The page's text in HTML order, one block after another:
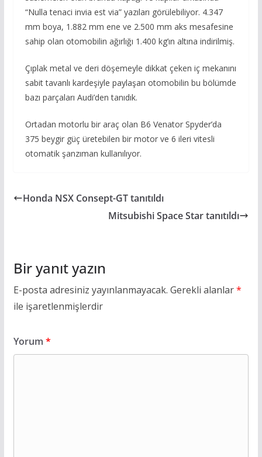
“Nulla tenaci invia est via” yazıları görülebiliyor. 4.347
mm boya, 1.882 mm ene ve 2.500 mm aks mesafesine
sahip olan otomobilin ağırlığı 1.400 kg’ın altına indirilmiş.
Çıplak metal ve deri döşemeyle dikkat çeken iç mekanını
sabit tavanlı kardeşiyle paylaşan otomobilin bu bölümde
bazı parçaları Audi’den tanıdık.
Ortadan motorlu bir araç olan B6 Venator Spyder’da
375 beygir güç üretebilen bir motor ve 6 ileri vitesli
otomatik şanzıman kullanılıyor.
Honda NSX Consept-GT tanıtıldı
Mitsubishi Space Star tanıtıldı
Bir yanıt yazın
E-posta adresiniz yayınlanmayacak. Gerekli alanlar*
ile işaretlenmişlerdir
Yorum *